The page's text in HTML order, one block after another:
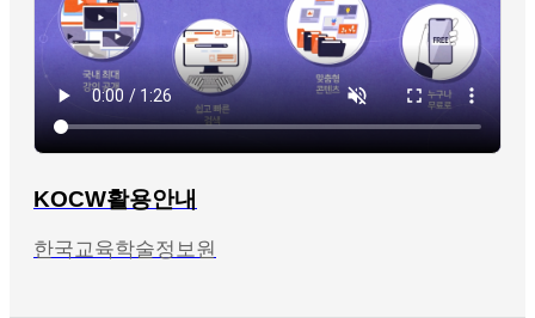
KOCW활용안내
한국교육학술정보원